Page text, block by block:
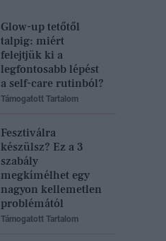
Glow-up tetőtől
talpig: miért
felejtjük ki a
legfontosabb lépést
a self-care rutinból?
Támogatott Tartalom
Fesztiválra
készülsz? Ez a 3
szabály
megkímélhet egy
nagyon kellemetlen
problémától
Támogatott Tartalom